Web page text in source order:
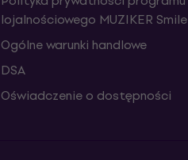
lojalnościowego MUZIKER Smile
Ogólne warunki handlowe
DSA
Oświadczenie o dostępności